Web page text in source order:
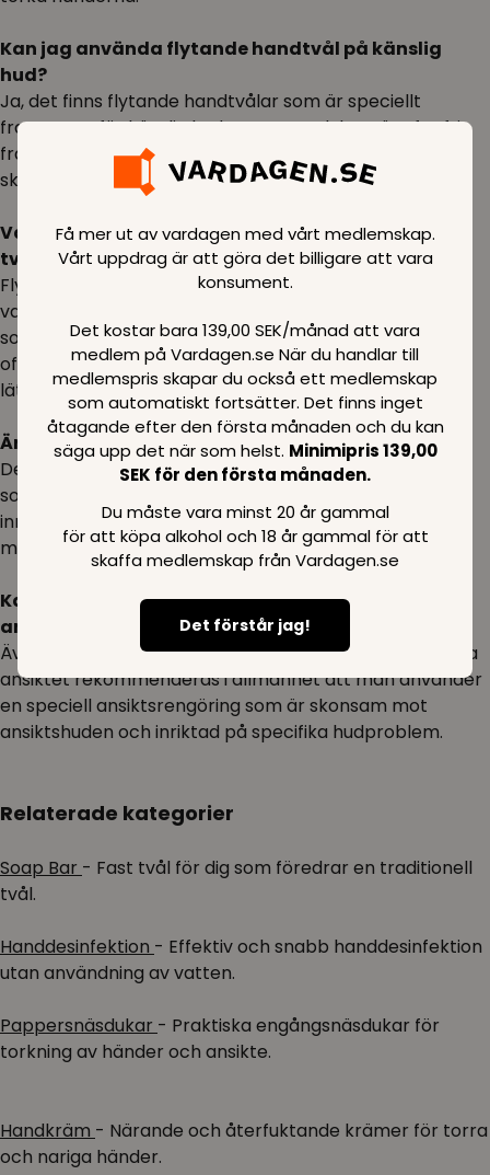
Få mer ut av vardagen med vårt medlemskap.
Vårt uppdrag är att göra det billigare att vara
konsument.
Det kostar bara 139,00 SEK/månad att vara
medlem på Vardagen.se När du handlar till
medlemspris skapar du också ett medlemskap
som automatiskt fortsätter. Det finns inget
åtagande efter den första månaden och du kan
säga upp det när som helst. Minimipris 139,00
SEK för den första månaden.
Du måste vara minst 20 år gammal
för att köpa alkohol och 18 år gammal för att
skaffa medlemskap från Vardagen.se
Det förstår jag!
Kan jag använda flytande handtvål på känslig
hud?
Ja, det finns flytande handtvålar som är speciellt
framtagna för känslig hud. Dessa produkter är ofta fria
från parfymer, parabener och sulfater, vilket gör dem
skonsammare mot huden.
Vad är skillnaden mellan flytande handtvål och
tvål?
Flytande handtvål är tvål i flytande form och förvaras
vanligtvis i en flaska med pump. Bar tvål är en fast tvål
som förvaras som ett block. Flytande handtvål anses
ofta vara mer hygienisk och bekväm eftersom den är
lätt att dosera och förvara.
Är flytande handtvål miljövänligt?
Det finns ekologiska och hållbara flytande handtvålar
som tillverkas med miljön i åtanke. Dessa produkter
innehåller ofta naturliga ingredienser och har
miljövänliga förpackningar.
Kan jag använda flytande handtvål för att tvätta
ansiktet?
Även om flytande handtvål kan användas för att tvätta
ansiktet rekommenderas i allmänhet att man använder
en speciell ansiktsrengöring som är skonsam mot
ansiktshuden och inriktad på specifika hudproblem.
Relaterade kategorier
Soap Bar - Fast tvål för dig som föredrar en traditionell
tvål.
Handdesinfektion - Effektiv och snabb handdesinfektion
utan användning av vatten.
Pappersnäsdukar - Praktiska engångsnäsdukar för
torkning av händer och ansikte.
Handkräm - Närande och återfuktande krämer för torra
och nariga händer.